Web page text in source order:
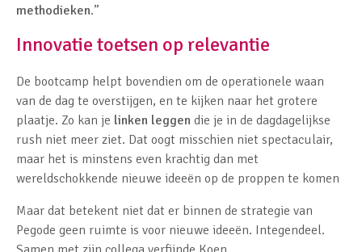
methodieken.”
Innovatie toetsen op relevantie
De bootcamp helpt bovendien om de operationele waan
van de dag te overstijgen, en te kijken naar het grotere
plaatje. Zo kan je linken leggen die je in de dagdagelijkse
rush niet meer ziet. Dat oogt misschien niet spectaculair,
maar het is minstens even krachtig dan met
wereldschokkende nieuwe ideeën op de proppen te komen
Maar dat betekent niet dat er binnen de strategie van
Pegode geen ruimte is voor nieuwe ideeën. Integendeel.